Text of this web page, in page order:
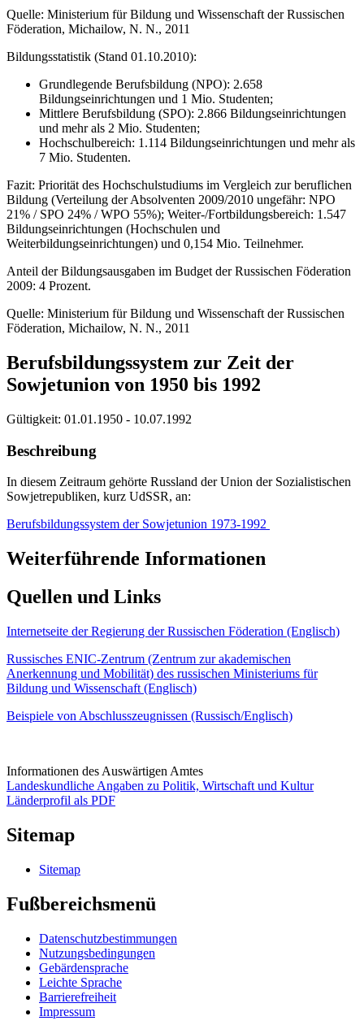
Quelle: Ministerium für Bildung und Wissenschaft der Russischen
Föderation, Michailow, N. N., 2011
Bildungsstatistik (Stand 01.10.2010):
Grundlegende Berufsbildung (NPO): 2.658
Bildungseinrichtungen und 1 Mio. Studenten;
Mittlere Berufsbildung (SPO): 2.866 Bildungseinrichtungen
und mehr als 2 Mio. Studenten;
Hochschulbereich: 1.114 Bildungseinrichtungen und mehr als
7 Mio. Studenten.
Fazit: Priorität des Hochschulstudiums im Vergleich zur beruflichen
Bildung (Verteilung der Absolventen 2009/2010 ungefähr: NPO
21% / SPO 24% / WPO 55%); Weiter-/Fortbildungsbereich: 1.547
Bildungseinrichtungen (Hochschulen und
Weiterbildungseinrichtungen) und 0,154 Mio. Teilnehmer.
Anteil der Bildungsausgaben im Budget der Russischen Föderation
2009: 4 Prozent.
Quelle: Ministerium für Bildung und Wissenschaft der Russischen
Föderation, Michailow, N. N., 2011
Berufsbildungssystem zur Zeit der
Sowjetunion von 1950 bis 1992
Gültigkeit: 01.01.1950 - 10.07.1992
Beschreibung
In diesem Zeitraum gehörte Russland der Union der Sozialistischen
Sowjetrepubliken, kurz UdSSR, an:
Berufsbildungssystem der Sowjetunion 1973-1992
Weiterführende Informationen
Quellen und Links
Internetseite der Regierung der Russischen Föderation (Englisch)
Russisches ENIC-Zentrum (Zentrum zur akademischen
Anerkennung und Mobilität) des russischen Ministeriums für
Bildung und Wissenschaft (Englisch)
Beispiele von Abschlusszeugnissen (Russisch/Englisch)
Informationen des Auswärtigen Amtes
Landeskundliche Angaben zu Politik, Wirtschaft und Kultur
Länderprofil als PDF
Sitemap
Sitemap
Fußbereichsmenü
Datenschutzbestimmungen
Nutzungsbedingungen
Gebärdensprache
Leichte Sprache
Barrierefreiheit
Impressum